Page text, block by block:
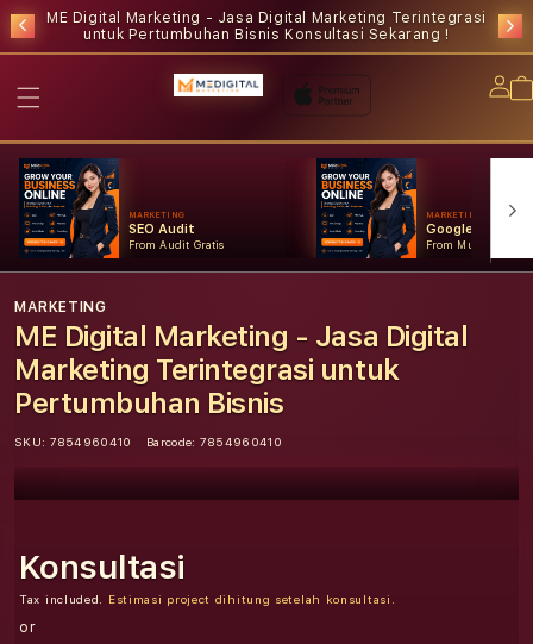
ME Digital Marketing - Jasa Digital Marketing Terintegrasi
untuk Pertumbuhan Bisnis Konsultasi Sekarang !
MARKETING
SEO Audit
From Audit Gratis
MARKETING
Google Ads
From Mulai
MARKETING
ME Digital Marketing - Jasa Digital
Marketing Terintegrasi untuk
Pertumbuhan Bisnis
SKU: 7854960410 Barcode: 7854960410
Konsultasi
Tax included. Estimasi project dihitung setelah konsultasi.
or